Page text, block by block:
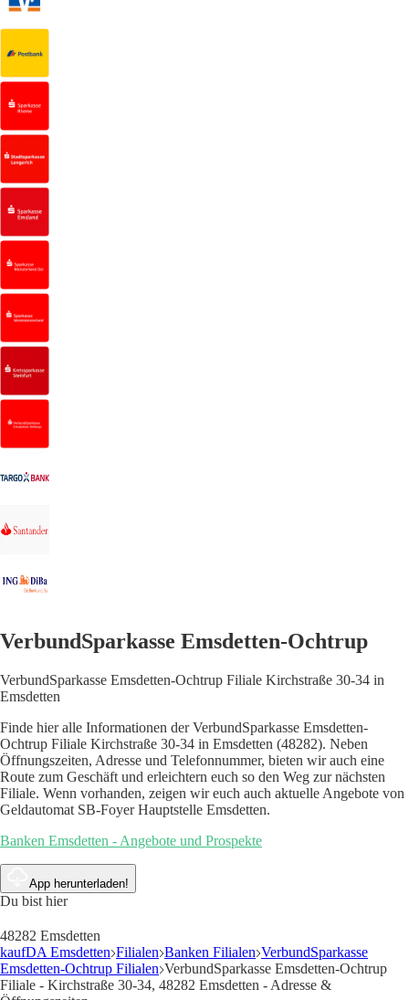
VerbundSparkasse Emsdetten-Ochtrup
VerbundSparkasse Emsdetten-Ochtrup Filiale Kirchstraße 30-34 in
Emsdetten
Finde hier alle Informationen der VerbundSparkasse Emsdetten-
Ochtrup Filiale Kirchstraße 30-34 in Emsdetten (48282). Neben
Öffnungszeiten, Adresse und Telefonnummer, bieten wir auch eine
Route zum Geschäft und erleichtern euch so den Weg zur nächsten
Filiale. Wenn vorhanden, zeigen wir euch auch aktuelle Angebote von
Geldautomat SB-Foyer Hauptstelle Emsdetten.
Banken Emsdetten - Angebote und Prospekte
App herunterladen!
Du bist hier
48282 Emsdetten
kaufDA Emsdetten Filialen Banken Filialen VerbundSparkasse
Emsdetten-Ochtrup Filialen VerbundSparkasse Emsdetten-Ochtrup
Filiale - Kirchstraße 30-34, 48282 Emsdetten - Adresse &